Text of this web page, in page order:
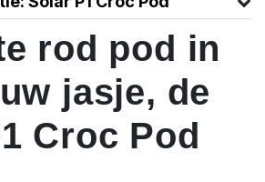
rod pod in
jasje, de
Croc Pod